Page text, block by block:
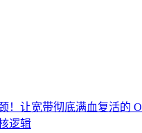
让宽带彻底满血复活的
逻辑